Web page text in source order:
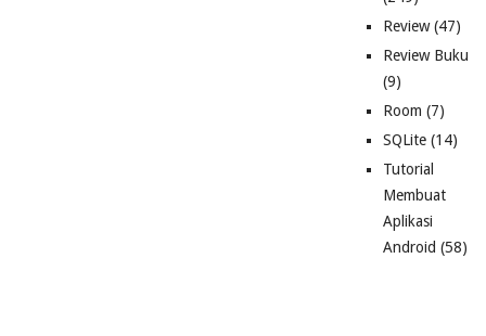
Review(47)
Review Buku
(9)
Room (7)
SQLite (14)
Tutorial
Membuat
Aplikasi
Android (58)